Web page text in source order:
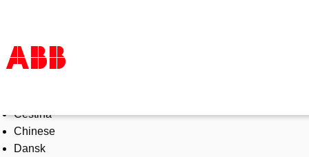
Products & Solutions
Industries
Services
Čeština
Chinese
Dansk